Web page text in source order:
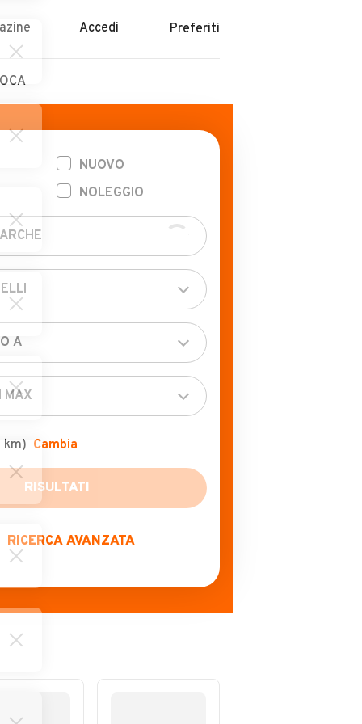
Accedi Preferiti
NUOVO
NOLEGGIO
km) Cambia
RISULTATI
RICERCA AVANZATA